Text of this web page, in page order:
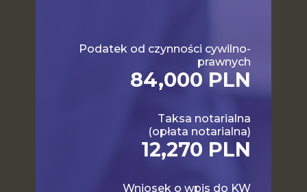
Podatek od czynności cywilno-
prawnych
84,000 PLN
Taksa notarialna
(opłata notarialna)
12,270 PLN
Wniosek o wpis do KW